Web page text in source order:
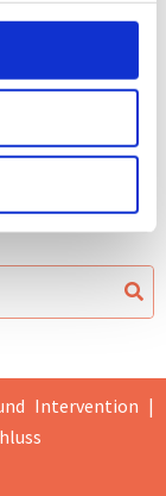
Intervention |